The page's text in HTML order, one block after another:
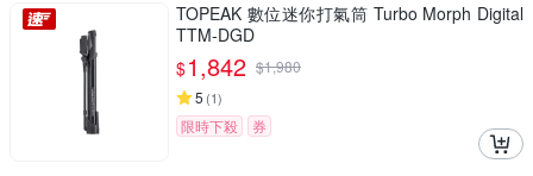
TOPEAK 數位迷你打氣筒 Turbo Morph Digital
TTM-DGD
$1,842 $1,980
5 (1)
限時下殺 券